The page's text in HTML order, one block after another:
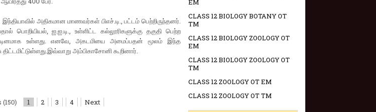
அதிகமான மாணவர்கள் பிஎச்.டி., பட்டம் பெற்றிருந்தனர்.
பொறியியல், ஐ.ஐ.டி., உள்ளிட்ட கல்லூரிகளுக்கு தகுதி பெற்ற
கடினமாக உள்ளது. எனவே, அகடமியை அமைப்பதன் மூலம் இந்த
அம்பிகாசோனி கூறினார்.
(150) 1 2 3 4 Next
EM
CLASS 12 BIOLOGY BOTANY OT
TM
CLASS 12 BIOLOGY ZOOLOGY OT
EM
CLASS 12 BIOLOGY ZOOLOGY OT
TM
CLASS 12 ZOOLOGY OT EM
CLASS 12 ZOOLOGY OT TM